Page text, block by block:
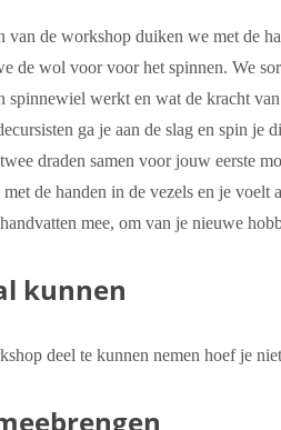
van de workshop duiken we met de
de wol voor voor het spinnen. We
spinnewiel werkt en wat de kracht
ga je aan de slag en spin je
draden samen voor jouw eerste
de handen in de vezels en je
mee, om van je nieuwe
kunnen
deel te kunnen nemen hoef je